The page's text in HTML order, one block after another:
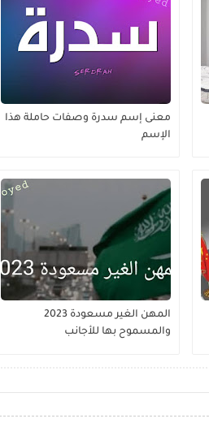
معنى إسم سدرة وصفات حاملة هذا
الإسم
المهن الغير مسعودة 2023
والمسموح بها للأجانب